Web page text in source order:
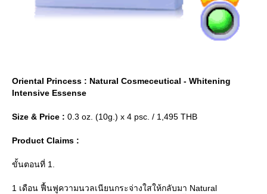
Oriental Princess : Natural Cosmeceutical - Whitening
Intensive Essense
Size & Price : 0.3 oz. (10g.) x 4 psc. / 1,495 THB
Product Claims :
ขั้นตอนที่ 1.
1 เดือน ฟื้นฟูความนวลเนียนกระจ่างใสให้กลับมา Natural